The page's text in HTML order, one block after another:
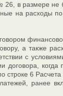
в размере
на расходы
а также
с
6
ранее